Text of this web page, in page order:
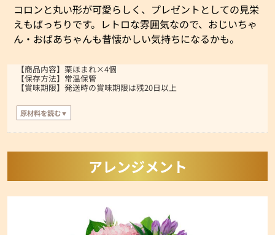
コロンと丸い形が可愛らしく、プレゼントとしての見栄
えもばっちりです。レトロな雰囲気なので、おじいちゃ
ん・おばあちゃんも昔懐かしい気持ちになるかも。
【商品内容】栗ほまれ×4個
【保存方法】常温保管
【賞味期限】発送時の賞味期限は残20日以上
原材料を読む▼
【原材料】
乳等を主要原料とする食品､本みりん､オリゴ糖､はちみつ/膨張剤､香料､着色料
(クチナシ)､酸化防止剤(V.C)､(一部に小麦･卵･乳成分･大豆を含む)
使用しています。1歳未満の乳児には与えないでください。
アレンジメント